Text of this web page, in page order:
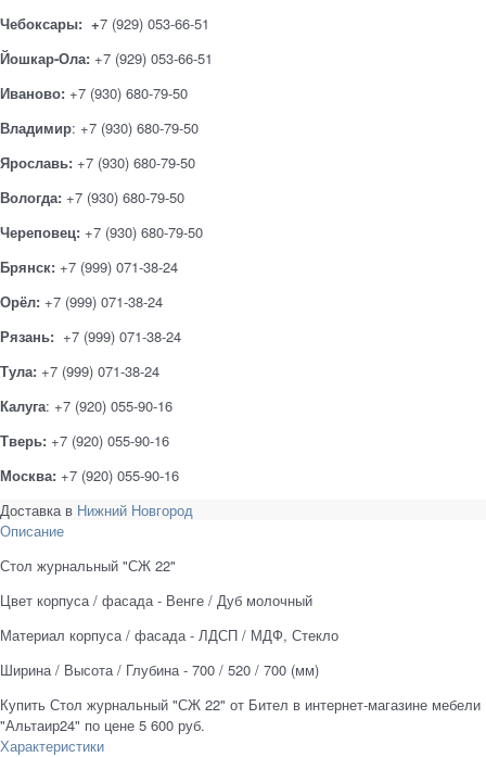
Чебоксары: +7 (929) 053-66-51
Йошкар-Ола: +7 (929) 053-66-51
Иваново: +7 (930) 680-79-50
Владимир: +7 (930) 680-79-50
Ярославь: +7 (930) 680-79-50
Вологда: +7 (930) 680-79-50
Череповец: +7 (930) 680-79-50
Брянск: +7 (999) 071-38-24
Орёл: +7 (999) 071-38-24
Рязань: +7 (999) 071-38-24
Тула: +7 (999) 071-38-24
Калуга: +7 (920) 055-90-16
Тверь: +7 (920) 055-90-16
Москва: +7 (920) 055-90-16
Доставка в Нижний Новгород
Описание
Стол журнальный "СЖ 22"
Цвет корпуса / фасада - Венге / Дуб молочный
Материал корпуса / фасада - ЛДСП / МДФ, Стекло
Ширина / Высота / Глубина - 700 / 520 / 700 (мм)
Купить Стол журнальный "СЖ 22" от Бител в интернет-магазине мебели
"Альтаир24" по цене 5 600 руб.
Характеристики